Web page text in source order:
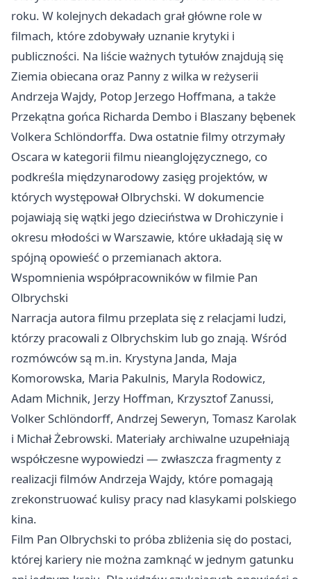
roku. W kolejnych dekadach grał główne role w
filmach, które zdobywały uznanie krytyki i
publiczności. Na liście ważnych tytułów znajdują się
Ziemia obiecana oraz Panny z wilka w reżyserii
Andrzeja Wajdy, Potop Jerzego Hoffmana, a także
Przekątna gońca Richarda Dembo i Blaszany bębenek
Volkera Schlöndorffa. Dwa ostatnie filmy otrzymały
Oscara w kategorii filmu nieanglojęzycznego, co
podkreśla międzynarodowy zasięg projektów, w
których występował Olbrychski. W dokumencie
pojawiają się wątki jego dzieciństwa w Drohiczynie i
okresu młodości w Warszawie, które układają się w
spójną opowieść o przemianach aktora.
Wspomnienia współpracowników w filmie Pan
Olbrychski
Narracja autora filmu przeplata się z relacjami ludzi,
którzy pracowali z Olbrychskim lub go znają. Wśród
rozmówców są m.in. Krystyna Janda, Maja
Komorowska, Maria Pakulnis, Maryla Rodowicz,
Adam Michnik, Jerzy Hoffman, Krzysztof Zanussi,
Volker Schlöndorff, Andrzej Seweryn, Tomasz Karolak
i Michał Żebrowski. Materiały archiwalne uzupełniają
współczesne wypowiedzi — zwłaszcza fragmenty z
realizacji filmów Andrzeja Wajdy, które pomagają
zrekonstruować kulisy pracy nad klasykami polskiego
kina.
Film Pan Olbrychski to próba zbliżenia się do postaci,
której kariery nie można zamknąć w jednym gatunku